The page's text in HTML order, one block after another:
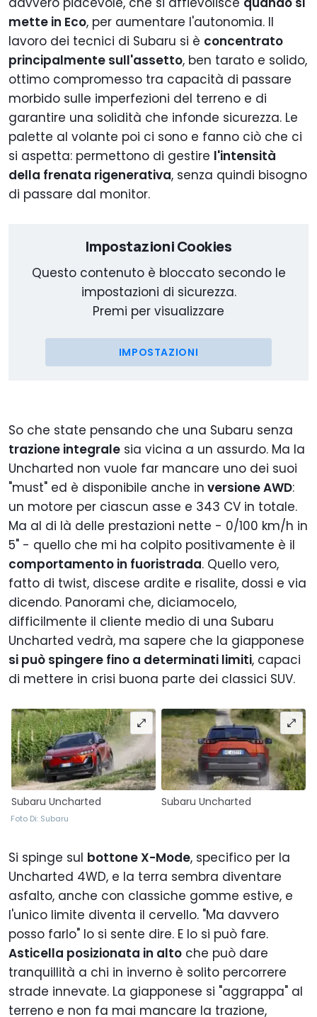
mette in Eco, per aumentare l'autonomia. Il
lavoro dei tecnici di Subaru si è concentrato
principalmente sull'assetto, ben tarato e solido,
ottimo compromesso tra capacità di passare
morbido sulle imperfezioni del terreno e di
garantire una solidità che infonde sicurezza. Le
palette al volante poi ci sono e fanno ciò che ci
si aspetta: permettono di gestire l'intensità
della frenata rigenerativa, senza quindi bisogno
di passare dal monitor.
Impostazioni Cookies
Questo contenuto è bloccato secondo le
impostazioni di sicurezza.
Premi per visualizzare
IMPOSTAZIONI
So che state pensando che una Subaru senza
trazione integrale sia vicina a un assurdo. Ma la
Uncharted non vuole far mancare uno dei suoi
"must" ed è disponibile anche in versione AWD:
un motore per ciascun asse e 343 CV in totale.
Ma al di là delle prestazioni nette - 0/100 km/h in
5" - quello che mi ha colpito positivamente è il
comportamento in fuoristrada. Quello vero,
fatto di twist, discese ardite e risalite, dossi e via
dicendo. Panorami che, diciamocelo,
difficilmente il cliente medio di una Subaru
Uncharted vedrà, ma sapere che la giapponese
si può spingere fino a determinati limiti, capaci
di mettere in crisi buona parte dei classici SUV.
Subaru Uncharted Subaru Uncharted
Foto Di: Subaru
Si spinge sul bottone X-Mode, specifico per la
Uncharted 4WD, e la terra sembra diventare
asfalto, anche con classiche gomme estive, e
l'unico limite diventa il cervello. "Ma davvero
posso farlo" lo si sente dire. E lo si può fare.
Asticella posizionata in alto che può dare
tranquillità a chi in inverno è solito percorrere
strade innevate. La giapponese si "aggrappa" al
terreno e non fa mai mancare la trazione,